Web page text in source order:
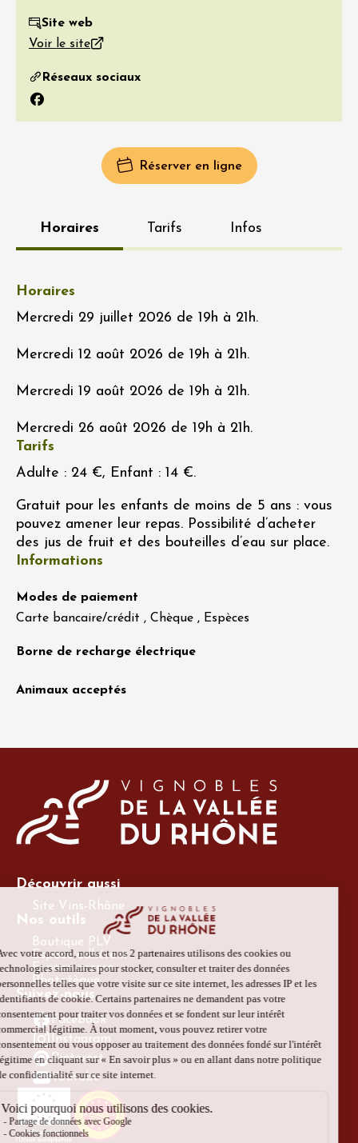
Site web
Voir le site
Réseaux sociaux
Facebook
Réserver en ligne
Horaires Tarifs Infos
Horaires
Mercredi 29 juillet 2026 de 19h à 21h.
Mercredi 12 août 2026 de 19h à 21h.
Mercredi 19 août 2026 de 19h à 21h.
Mercredi 26 août 2026 de 19h à 21h.
Tarifs
Adulte : 24 €, Enfant : 14 €.
Gratuit pour les enfants de moins de 5 ans : vous
pouvez amener leur repas. Possibilité d’acheter
des jus de fruit et des bouteilles d’eau sur place.
Informations
Modes de paiement
Carte bancaire/crédit , Chèque , Espèces
Borne de recharge électrique
Animaux acceptés
Découvrir aussi
Site Vins-Rhône
Nos outils
Boutique PLV
Espace adhérent
Espace presse
Phototèque
Suivez-nous
Facebook
Instagram
Pinterest
Youtube